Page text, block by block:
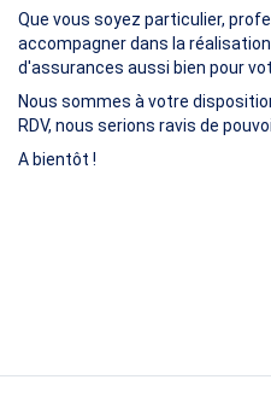
Que vous soyez particulier,
accompagner dans la
d'assurances aussi bien pour
Nous sommes à votre
RDV, nous serions ravis de
A bientôt !